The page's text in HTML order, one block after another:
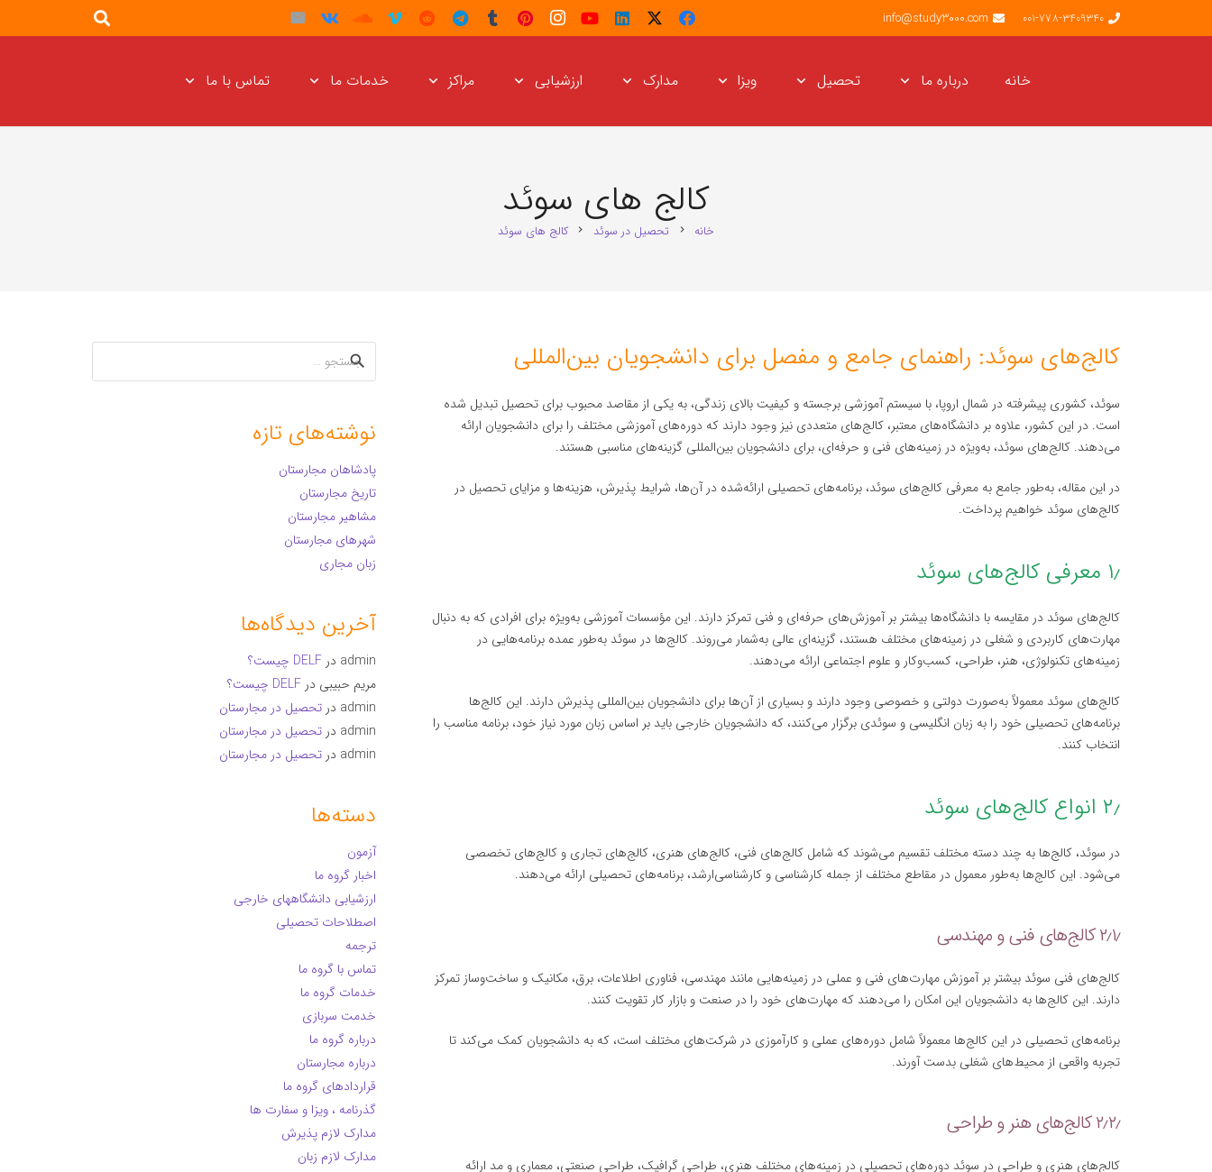
001-778-3409340
info@study3000.com
خانه درباره ما تحصیل ویزا مدارک ارزشیابی مراکز خدمات ما تماس با ما
کالج های سوئد
خانه chevron_right تحصیل در سوئد chevron_right کالج های سوئد
کالج‌های سوئد: راهنمای جامع و مفصل برای دانشجویان بین‌المللی
سوئد، کشوری پیشرفته در شمال اروپا، با سیستم آموزشی برجسته و کیفیت بالای زندگی، به یکی از مقاصد محبوب برای تحصیل تبدیل شده
است. در این کشور، علاوه بر دانشگاه‌های معتبر، کالج‌های متعددی نیز وجود دارند که دوره‌های آموزشی مختلف را برای دانشجویان ارائه
می‌دهند. کالج‌های سوئد، به‌ویژه در زمینه‌های فنی و حرفه‌ای، برای دانشجویان بین‌المللی گزینه‌های مناسبی هستند.
در این مقاله، به‌طور جامع به معرفی کالج‌های سوئد، برنامه‌های تحصیلی ارائه‌شده در آن‌ها، شرایط پذیرش، هزینه‌ها و مزایای تحصیل در
کالج‌های سوئد خواهیم پرداخت.
۱٫ معرفی کالج‌های سوئد
کالج‌های سوئد در مقایسه با دانشگاه‌ها بیشتر بر آموزش‌های حرفه‌ای و فنی تمرکز دارند. این مؤسسات آموزشی به‌ویژه برای افرادی که به دنبال
مهارت‌های کاربردی و شغلی در زمینه‌های مختلف هستند، گزینه‌ای عالی به‌شمار می‌روند. کالج‌ها در سوئد به‌طور عمده برنامه‌هایی در
زمینه‌های تکنولوژی، هنر، طراحی، کسب‌وکار و علوم اجتماعی ارائه می‌دهند.
کالج‌های سوئد معمولاً به‌صورت دولتی و خصوصی وجود دارند و بسیاری از آن‌ها برای دانشجویان بین‌المللی پذیرش دارند. این کالج‌ها
برنامه‌های تحصیلی خود را به زبان انگلیسی و سوئدی برگزار می‌کنند، که دانشجویان خارجی باید بر اساس زبان مورد نیاز خود، برنامه مناسب را
انتخاب کنند.
۲٫ انواع کالج‌های سوئد
در سوئد، کالج‌ها به چند دسته مختلف تقسیم می‌شوند که شامل کالج‌های فنی، کالج‌های هنری، کالج‌های تجاری و کالج‌های تخصصی
می‌شود. این کالج‌ها به‌طور معمول در مقاطع مختلف از جمله کارشناسی و کارشناسی‌ارشد، برنامه‌های تحصیلی ارائه می‌دهند.
۲٫۱٫ کالج‌های فنی و مهندسی
کالج‌های فنی سوئد بیشتر بر آموزش مهارت‌های فنی و عملی در زمینه‌هایی مانند مهندسی، فناوری اطلاعات، برق، مکانیک و ساخت‌وساز تمرکز
دارند. این کالج‌ها به دانشجویان این امکان را می‌دهند که مهارت‌های خود را در صنعت و بازار کار تقویت کنند.
برنامه‌های تحصیلی در این کالج‌ها معمولاً شامل دوره‌های عملی و کارآموزی در شرکت‌های مختلف است، که به دانشجویان کمک می‌کند تا
تجربه واقعی از محیط‌های شغلی بدست آورند.
۲٫۲٫ کالج‌های هنر و طراحی
کالج‌های هنری و طراحی در سوئد دوره‌های تحصیلی در زمینه‌های مختلف هنری، طراحی گرافیک، طراحی صنعتی، معماری و مد ارائه
جستجو
برای:
نوشته‌های تازه
پادشاهان مجارستان
تاریخ مجارستان
مشاهیر مجارستان
شهرهای مجارستان
زبان مجاری
آخرین دیدگاه‌ها
admin در DELF چیست؟
مریم حبیبی در DELF چیست؟
admin در تحصیل در مجارستان
admin در تحصیل در مجارستان
admin در تحصیل در مجارستان
دسته‌ها
آزمون
اخبار گروه ما
ارزشیابی دانشگاههای خارجی
اصطلاحات تحصیلی
ترجمه
تماس با گروه ما
خدمات گروه ما
خدمت سربازی
درباره گروه ما
درباره مجارستان
قراردادهای گروه ما
گذرنامه ، ویزا و سفارت ها
مدارک لازم پذیرش
مدارک لازم زبان